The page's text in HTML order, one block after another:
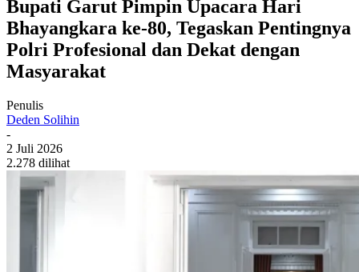
Bupati Garut Pimpin Upacara Hari
Bhayangkara ke-80, Tegaskan Pentingnya
Polri Profesional dan Dekat dengan
Masyarakat
Penulis
Deden Solihin
-
2 Juli 2026
2.278 dilihat